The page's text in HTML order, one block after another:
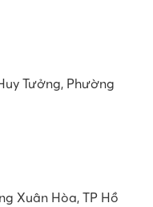
Tưởng, Phường
Xuân Hòa, TP Hồ